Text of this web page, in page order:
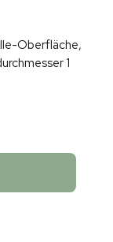
Oberfläche,
1